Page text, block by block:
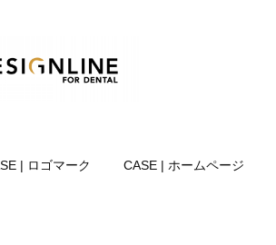
| ロゴマーク CASE | ホームページ